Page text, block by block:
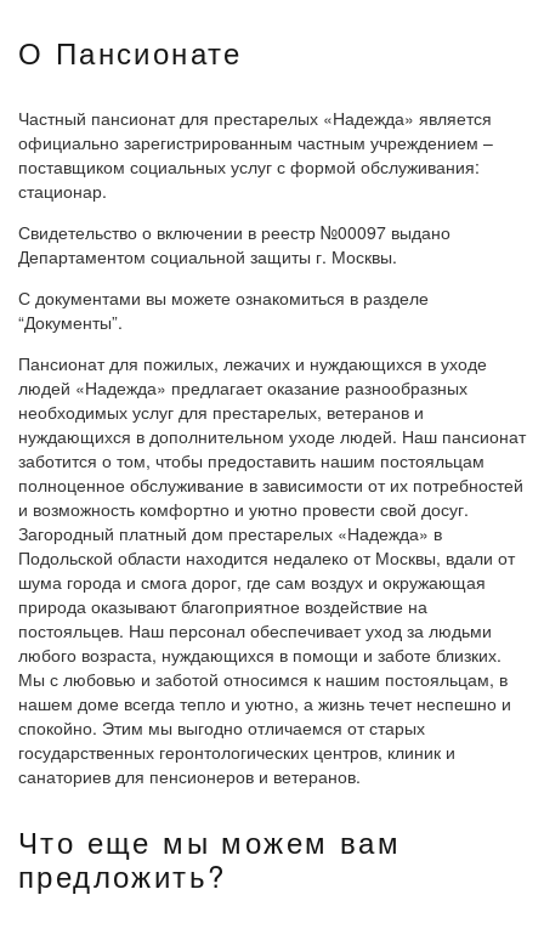
О Пансионате
Частный пансионат для престарелых «Надежда» является
официально зарегистрированным частным учреждением –
поставщиком социальных услуг с формой обслуживания:
стационар.
Свидетельство о включении в реестр №00097 выдано
Департаментом социальной защиты г. Москвы.
С документами вы можете ознакомиться в разделе
“Документы”.
Пансионат для пожилых, лежачих и нуждающихся в уходе
людей «Надежда» предлагает оказание разнообразных
необходимых услуг для престарелых, ветеранов и
нуждающихся в дополнительном уходе людей. Наш пансионат
заботится о том, чтобы предоставить нашим постояльцам
полноценное обслуживание в зависимости от их потребностей
и возможность комфортно и уютно провести свой досуг.
Загородный платный дом престарелых «Надежда» в
Подольской области находится недалеко от Москвы, вдали от
шума города и смога дорог, где сам воздух и окружающая
природа оказывают благоприятное воздействие на
постояльцев. Наш персонал обеспечивает уход за людьми
любого возраста, нуждающихся в помощи и заботе близких.
Мы с любовью и заботой относимся к нашим постояльцам, в
нашем доме всегда тепло и уютно, а жизнь течет неспешно и
спокойно. Этим мы выгодно отличаемся от старых
государственных геронтологических центров, клиник и
санаториев для пенсионеров и ветеранов.
Что еще мы можем вам
предложить?